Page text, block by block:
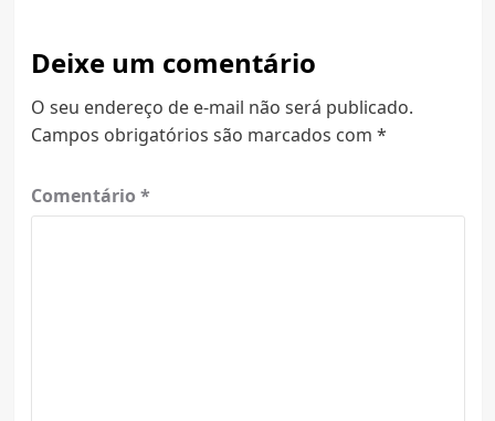
Deixe um comentário
O seu endereço de e-mail não será publicado.
Campos obrigatórios são marcados com *
Comentário *